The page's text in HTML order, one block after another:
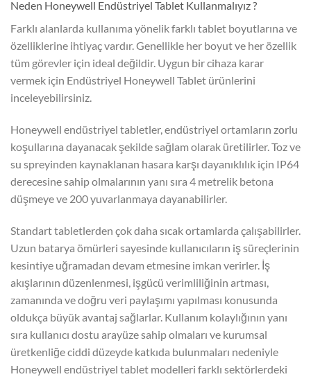
Neden Honeywell Endüstriyel Tablet Kullanmalıyız ?
Farklı alanlarda kullanıma yönelik farklı tablet boyutlarına ve
özelliklerine ihtiyaç vardır. Genellikle her boyut ve her özellik
tüm görevler için ideal değildir. Uygun bir cihaza karar
vermek için Endüstriyel Honeywell Tablet ürünlerini
inceleyebilirsiniz.
Honeywell endüstriyel tabletler, endüstriyel ortamların zorlu
koşullarına dayanacak şekilde sağlam olarak üretilirler. Toz ve
su spreyinden kaynaklanan hasara karşı dayanıklılık için IP64
derecesine sahip olmalarının yanı sıra 4 metrelik betona
düşmeye ve 200 yuvarlanmaya dayanabilirler.
Standart tabletlerden çok daha sıcak ortamlarda çalışabilirler.
Uzun batarya ömürleri sayesinde kullanıcıların iş süreçlerinin
kesintiye uğramadan devam etmesine imkan verirler. İş
akışlarının düzenlenmesi, işgücü verimliliğinin artması,
zamanında ve doğru veri paylaşımı yapılması konusunda
oldukça büyük avantaj sağlarlar. Kullanım kolaylığının yanı
sıra kullanıcı dostu arayüze sahip olmaları ve kurumsal
üretkenliğe ciddi düzeyde katkıda bulunmaları nedeniyle
Honeywell endüstriyel tablet modelleri farklı sektörlerdeki